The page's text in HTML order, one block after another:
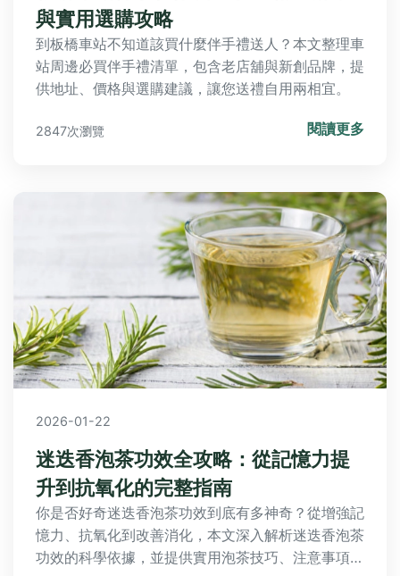
與實用選購攻略
到板橋車站不知道該買什麼伴手禮送人？本文整理車
站周邊必買伴手禮清單，包含老店舖與新創品牌，提
供地址、價格與選購建議，讓您送禮自用兩相宜。
2847次瀏覽 閱讀更多
2026-01-22
迷迭香泡茶功效全攻略：從記憶力提
升到抗氧化的完整指南
你是否好奇迷迭香泡茶功效到底有多神奇？從增強記
憶力、抗氧化到改善消化，本文深入解析迷迭香泡茶
功效的科學依據，並提供實用泡茶技巧、注意事項與